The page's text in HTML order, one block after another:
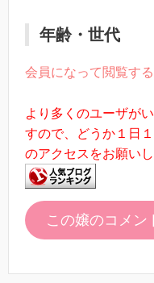
年齢・世代
会員になって閲覧する
より多くのユーザが
すので、どうか１日
のアクセスをお願いし
この嬢のコメン